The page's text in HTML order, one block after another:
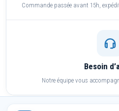
Commande passée avant 15h,
Besoin
Notre équipe vous